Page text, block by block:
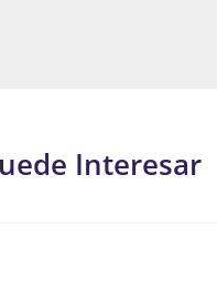
Interesar